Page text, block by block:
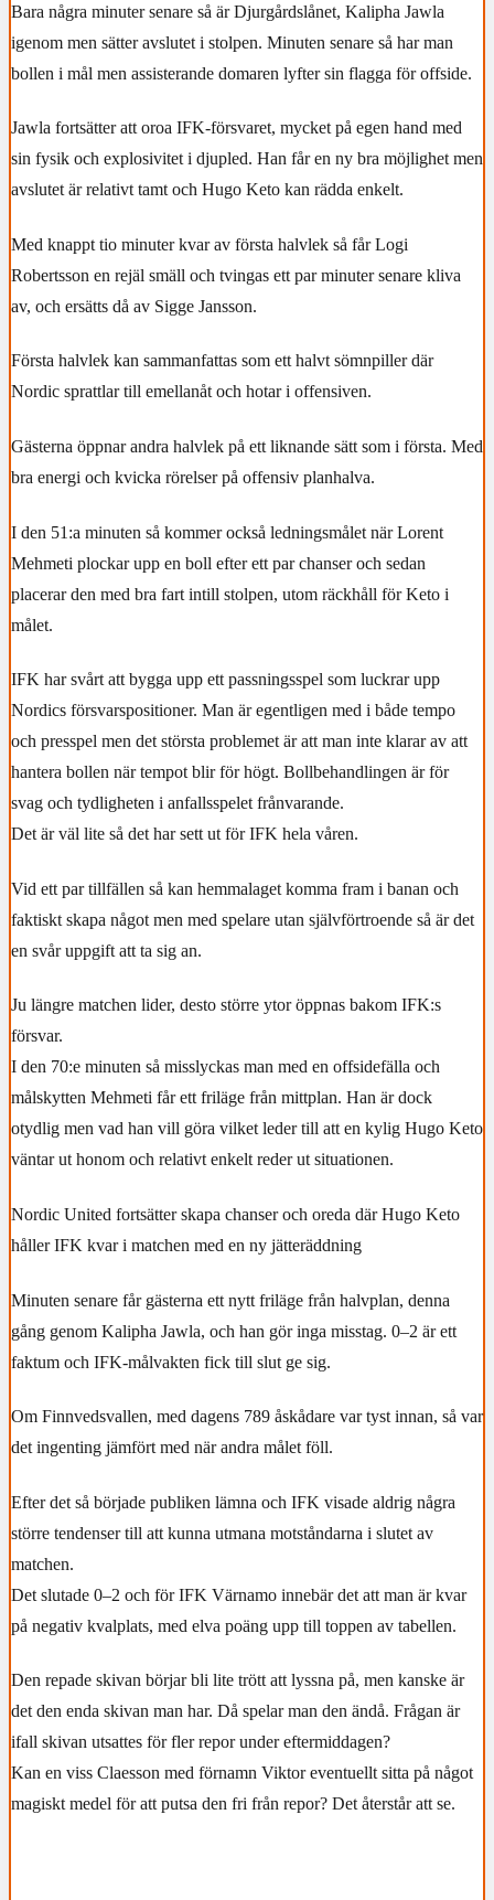
Bara några minuter senare så är Djurgårdslånet, Kalipha Jawla
igenom men sätter avslutet i stolpen. Minuten senare så har man
bollen i mål men assisterande domaren lyfter sin flagga för offside.
Jawla fortsätter att oroa IFK-försvaret, mycket på egen hand med
sin fysik och explosivitet i djupled. Han får en ny bra möjlighet men
avslutet är relativt tamt och Hugo Keto kan rädda enkelt.
Med knappt tio minuter kvar av första halvlek så får Logi
Robertsson en rejäl smäll och tvingas ett par minuter senare kliva
av, och ersätts då av Sigge Jansson.
Första halvlek kan sammanfattas som ett halvt sömnpiller där
Nordic sprattlar till emellanåt och hotar i offensiven.
Gästerna öppnar andra halvlek på ett liknande sätt som i första. Med
bra energi och kvicka rörelser på offensiv planhalva.
I den 51:a minuten så kommer också ledningsmålet när Lorent
Mehmeti plockar upp en boll efter ett par chanser och sedan
placerar den med bra fart intill stolpen, utom räckhåll för Keto i
målet.
IFK har svårt att bygga upp ett passningsspel som luckrar upp
Nordics försvarspositioner. Man är egentligen med i både tempo
och presspel men det största problemet är att man inte klarar av att
hantera bollen när tempot blir för högt. Bollbehandlingen är för
svag och tydligheten i anfallsspelet frånvarande.
Det är väl lite så det har sett ut för IFK hela våren.
Vid ett par tillfällen så kan hemmalaget komma fram i banan och
faktiskt skapa något men med spelare utan självförtroende så är det
en svår uppgift att ta sig an.
Ju längre matchen lider, desto större ytor öppnas bakom IFK:s
försvar.
I den 70:e minuten så misslyckas man med en offsidefälla och
målskytten Mehmeti får ett friläge från mittplan. Han är dock
otydlig men vad han vill göra vilket leder till att en kylig Hugo Keto
väntar ut honom och relativt enkelt reder ut situationen.
Nordic United fortsätter skapa chanser och oreda där Hugo Keto
håller IFK kvar i matchen med en ny jätteräddning
Minuten senare får gästerna ett nytt friläge från halvplan, denna
gång genom Kalipha Jawla, och han gör inga misstag. 0–2 är ett
faktum och IFK-målvakten fick till slut ge sig.
Om Finnvedsvallen, med dagens 789 åskådare var tyst innan, så var
det ingenting jämfört med när andra målet föll.
Efter det så började publiken lämna och IFK visade aldrig några
större tendenser till att kunna utmana motståndarna i slutet av
matchen.
Det slutade 0–2 och för IFK Värnamo innebär det att man är kvar
på negativ kvalplats, med elva poäng upp till toppen av tabellen.
Den repade skivan börjar bli lite trött att lyssna på, men kanske är
det den enda skivan man har. Då spelar man den ändå. Frågan är
ifall skivan utsattes för fler repor under eftermiddagen?
Kan en viss Claesson med förnamn Viktor eventuellt sitta på något
magiskt medel för att putsa den fri från repor? Det återstår att se.